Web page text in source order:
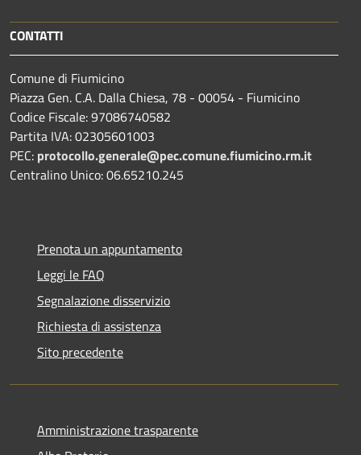
CONTATTI
Comune di Fiumicino
Piazza Gen. C.A. Dalla Chiesa, 78 - 00054 - Fiumicino
Codice Fiscale: 97086740582
Partita IVA: 02305601003
PEC: protocollo.generale@pec.comune.fiumicino.rm.it
Centralino Unico: 06.65210.245
Prenota un appuntamento
Leggi le FAQ
Segnalazione disservizio
Richiesta di assistenza
Sito precedente
Amministrazione trasparente